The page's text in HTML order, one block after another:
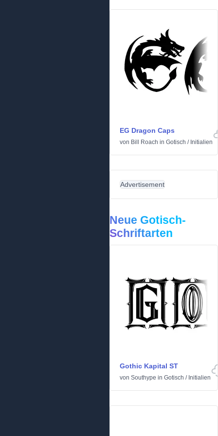
EG Dragon Caps
von Bill Roach in Gotisch / Initialien
Advertisement
Neue Gotisch-
Schriftarten
Gothic Kapital ST
von Southype in Gotisch / Initialien